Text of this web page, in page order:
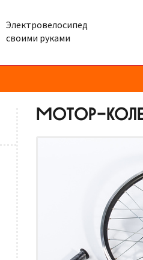
Электровелосипед
своими руками
МОТОР-